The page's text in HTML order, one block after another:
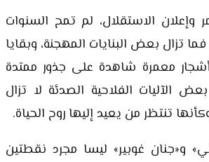
وإعلان الاستقلال، لم تمح السنوات
تزال بعض البنايات المهجنة، وبقايا
معمرة شاهدة على جذور ممتدة
الآليات الفلاحية الصدئة لا تزال
تنتظر من يعيد إليها روح الحياة.
و«جنان غوبير» ليسا مجرد نقطتين